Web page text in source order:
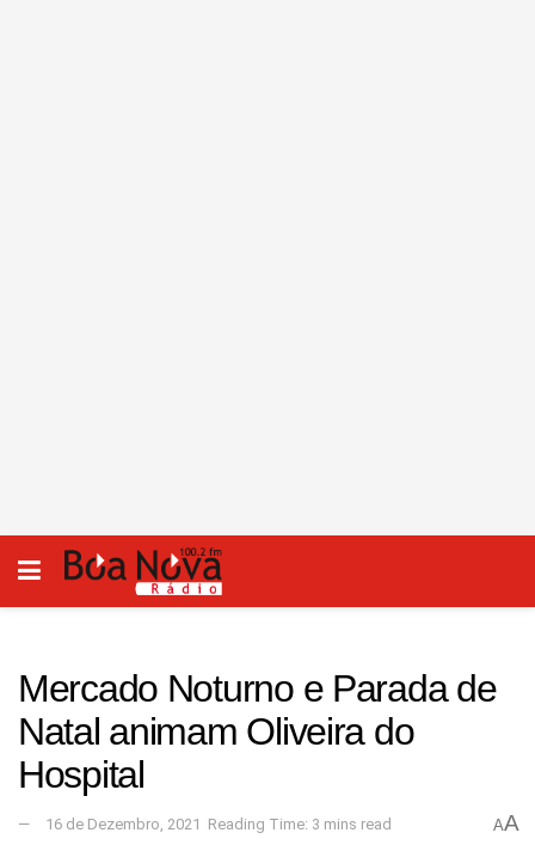
Mercado Noturno e Parada de
Natal animam Oliveira do
Hospital
16 de Dezembro, 2021 Reading Time: 3 mins read AA